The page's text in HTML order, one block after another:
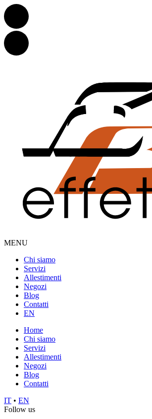
MENU
Chi siamo
Servizi
Allestimenti
Negozi
Blog
Contatti
EN
Home
Chi siamo
Servizi
Allestimenti
Negozi
Blog
Contatti
IT • EN
Follow us